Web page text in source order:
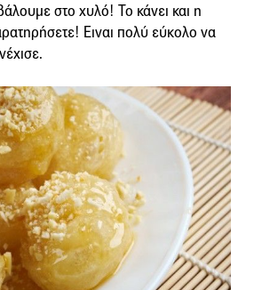
στο χυλό! Το κάνει και η
Ειναι πολύ εύκολο να